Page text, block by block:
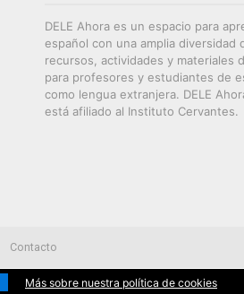
DELE Ahora es un espacio para
español con una amplia diversidad
recursos, actividades y materiales
para profesores y estudiantes de
como lengua extranjera. DELE
está afiliado al Instituto Cervantes.
Contacto
Más sobre nuestra política de cookies